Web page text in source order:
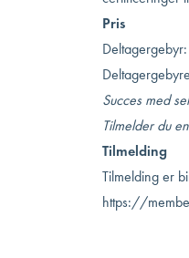
Pris
Succes med
Tilmelder du
Tilmelding
Tilmelding er
https://